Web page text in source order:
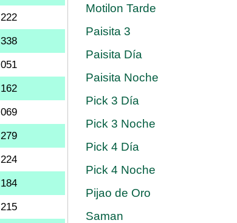
222
338
051
162
069
279
224
184
215
Motilon Tarde
Paisita 3
Paisita Día
Paisita Noche
Pick 3 Día
Pick 3 Noche
Pick 4 Día
Pick 4 Noche
Pijao de Oro
Saman